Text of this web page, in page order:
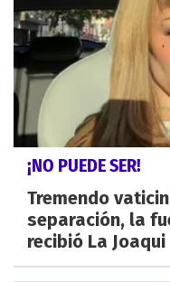
¡NO PUEDE SER!
Tremendo
separación, la
recibió La Joaqui